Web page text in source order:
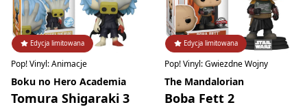
Edycja limitowana
Pop! Vinyl: Animacje
Boku no Hero Academia
Tomura Shigaraki 3
Edycja limitowana
Pop! Vinyl: Gwiezdne Wojny
The Mandalorian
Boba Fett 2